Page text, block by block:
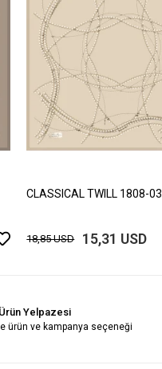
CLASSICAL TWILL 1808-03
18,85 USD 15,31 USD
Yelpazesi
ürün ve kampanya seçeneği